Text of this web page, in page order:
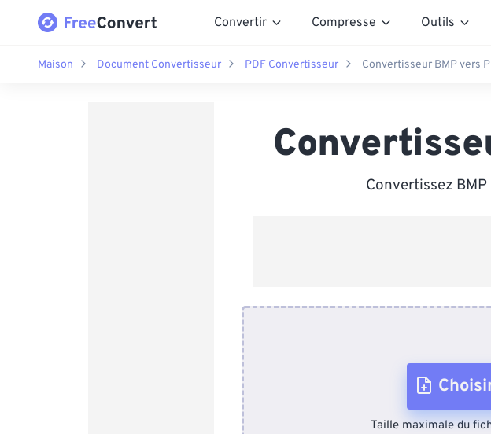
Convertir Compresse Outils
Maison Document Convertisseur PDF Convertisseur Convertisseur BMP vers
Convertissez
Taille maximale du